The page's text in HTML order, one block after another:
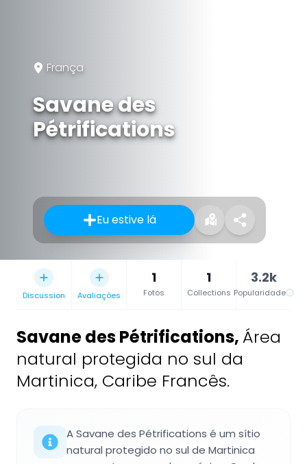
França
Savane des
Pétrifications
Eu estive lá
Discussion Avaliações
1
Fotos
1
Collections
3.2k
Popularidade
Savane des Pétrifications,Área
natural protegida no sul da
Martinica, Caribe Francês.
A Savane des Pétrifications é um sítio
natural protegido no sul de Martinica